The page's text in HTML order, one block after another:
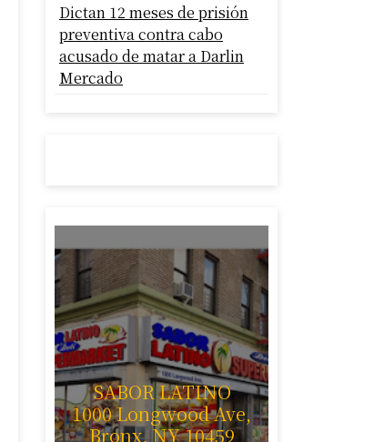
Dictan 12 meses de prisión
preventiva contra cabo
acusado de matar a Darlin
Mercado
SABOR LATINO
1000 Longwood Ave,
Bronx, NY 10459